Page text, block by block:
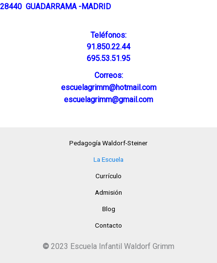
28440 GUADARRAMA -MADRID
Teléfonos:
91.850.22.44
695.53.51.95
Correos:
escuelagrimm@hotmail.com
escuelagrimm@gmail.com
Pedagogía Waldorf-Steiner
La Escuela
Currículo
Admisión
Blog
Contacto
© 2023 Escuela Infantil Waldorf Grimm